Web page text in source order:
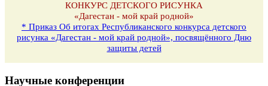
КОНКУРС ДЕТСКОГО РИСУНКА
«Дагестан - мой край родной»
* Приказ Об итогах Республиканского конкурса детского
рисунка «Дагестан - мой край родной», посвящённого Дню
защиты детей
Научные конференции